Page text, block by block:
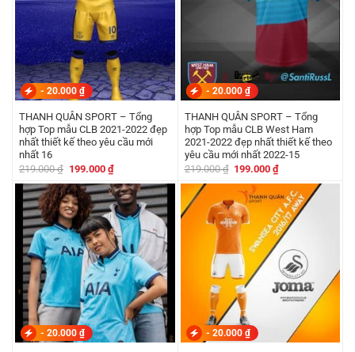
- 20.000 ₫
THANH QUÂN SPORT – Tổng
hợp Top mẫu CLB 2021-2022 đẹp
nhất thiết kế theo yêu cầu mới
nhất 16
219.000₫ Giá
là:
219.000 ₫.
199.000 ₫Giá
hiện
tại
là:
199.000 ₫.
- 20.000 ₫
THANH QUÂN SPORT – Tổng
hợp Top mẫu CLB West Ham
2021-2022 đẹp nhất thiết kế theo
yêu cầu mới nhất 2022-15
219.000₫ Giá
là:
219.000 ₫.
199.000₫Giá
tại
là:
199.000 ₫.
- 20.000 ₫ - 20.000 ₫